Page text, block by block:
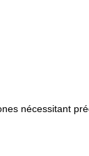
nécessitant